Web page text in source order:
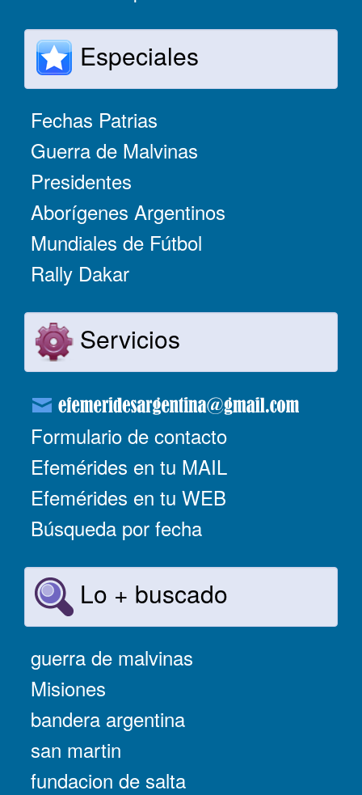
Especiales
Fechas Patrias
Guerra de Malvinas
Presidentes
Aborígenes Argentinos
Mundiales de Fútbol
Rally Dakar
Servicios
Formulario de contacto
Efemérides en tu MAIL
Efemérides en tu WEB
Búsqueda por fecha
Lo + buscado
guerra de malvinas
Misiones
bandera argentina
san martin
fundacion de salta